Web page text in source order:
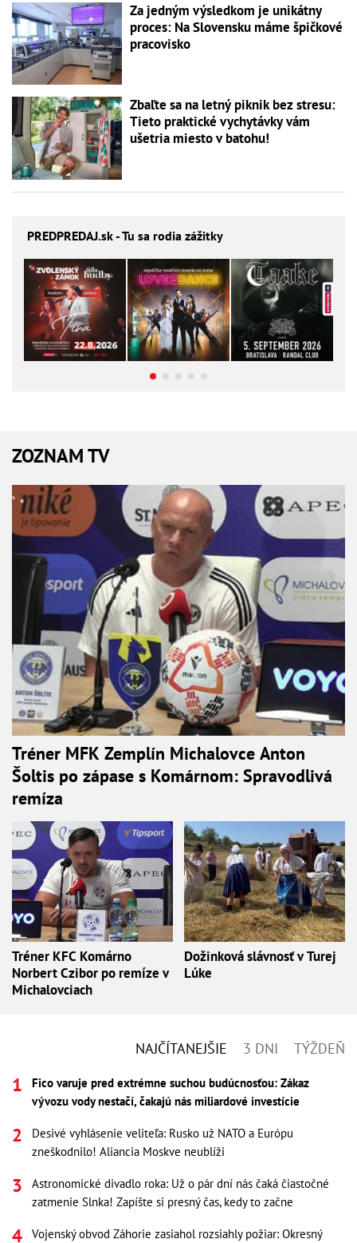
Za jedným výsledkom je unikátny
proces: Na Slovensku máme špičkové
pracovisko
Zbaľte sa na letný piknik bez stresu:
Tieto praktické vychytávky vám
ušetria miesto v batohu!
PREDPREDAJ.sk - Tu sa rodia zážitky
ZOZNAM TV
Tréner MFK Zemplín Michalovce Anton
Šoltis po zápase s Komárnom: Spravodlivá
remíza
Tréner KFC Komárno
Norbert Czibor po remíze v
Michalovciach
Dožinková slávnosť v Turej
Lúke
NAJČÍTANEJŠIE 3 DNI TÝŽDEŇ
Fico varuje pred extrémne suchou budúcnosťou: Zákaz
vývozu vody nestačí, čakajú nás miliardové investície
Desivé vyhlásenie veliteľa: Rusko už NATO a Európu
zneškodnilo! Aliancia Moskve neublíži
Astronomické divadlo roka: Už o pár dní nás čaká čiastočné
zatmenie Slnka! Zapíšte si presný čas, kedy to začne
Vojenský obvod Záhorie zasiahol rozsiahly požiar: Okresný